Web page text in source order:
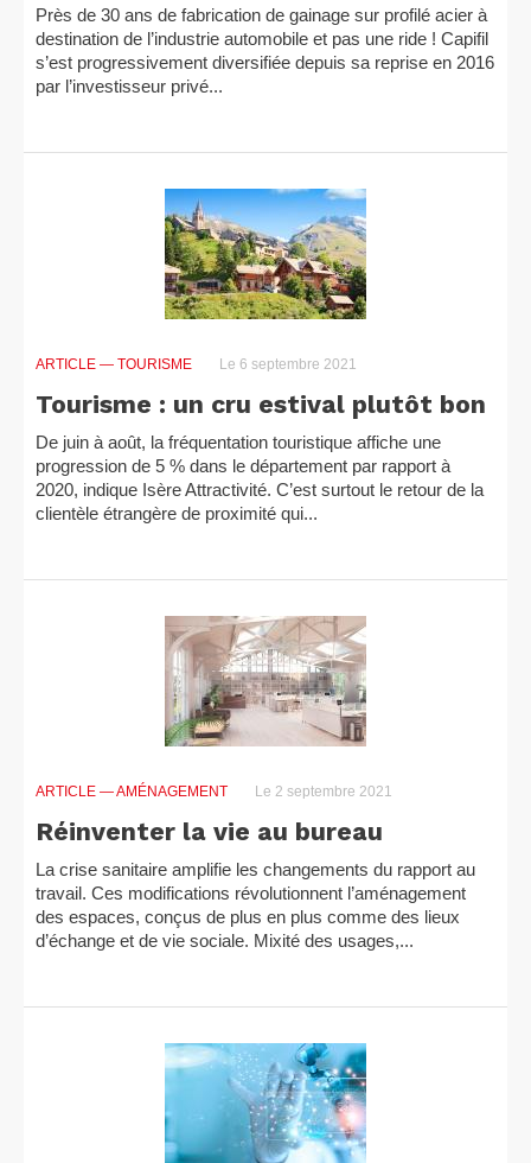
Près de 30 ans de fabrication de gainage sur profilé acier à
destination de l’industrie automobile et pas une ride ! Capifil
s’est progressivement diversifiée depuis sa reprise en 2016
par l’investisseur privé...
ARTICLE — TOURISME Le 6 septembre 2021
Tourisme : un cru estival plutôt bon
De juin à août, la fréquentation touristique affiche une
progression de 5 % dans le département par rapport à
2020, indique Isère Attractivité. C’est surtout le retour de la
clientèle étrangère de proximité qui...
ARTICLE — AMÉNAGEMENT Le 2 septembre 2021
Réinventer la vie au bureau
La crise sanitaire amplifie les changements du rapport au
travail. Ces modifications révolutionnent l’aménagement
des espaces, conçus de plus en plus comme des lieux
d’échange et de vie sociale. Mixité des usages,...